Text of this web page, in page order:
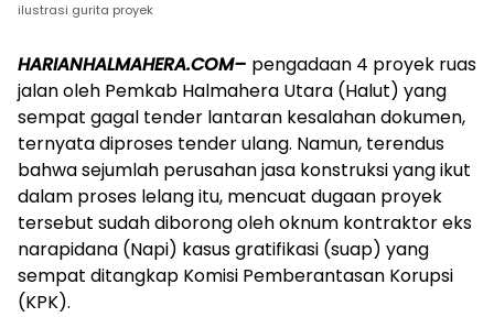
ilustrasi gurita proyek
HARIANHALMAHERA.COM– pengadaan 4 proyek ruas
jalan oleh Pemkab Halmahera Utara (Halut) yang
sempat gagal tender lantaran kesalahan dokumen,
ternyata diproses tender ulang. Namun, terendus
bahwa sejumlah perusahan jasa konstruksi yang ikut
dalam proses lelang itu, mencuat dugaan proyek
tersebut sudah diborong oleh oknum kontraktor eks
narapidana (Napi) kasus gratifikasi (suap) yang
sempat ditangkap Komisi Pemberantasan Korupsi
(KPK).